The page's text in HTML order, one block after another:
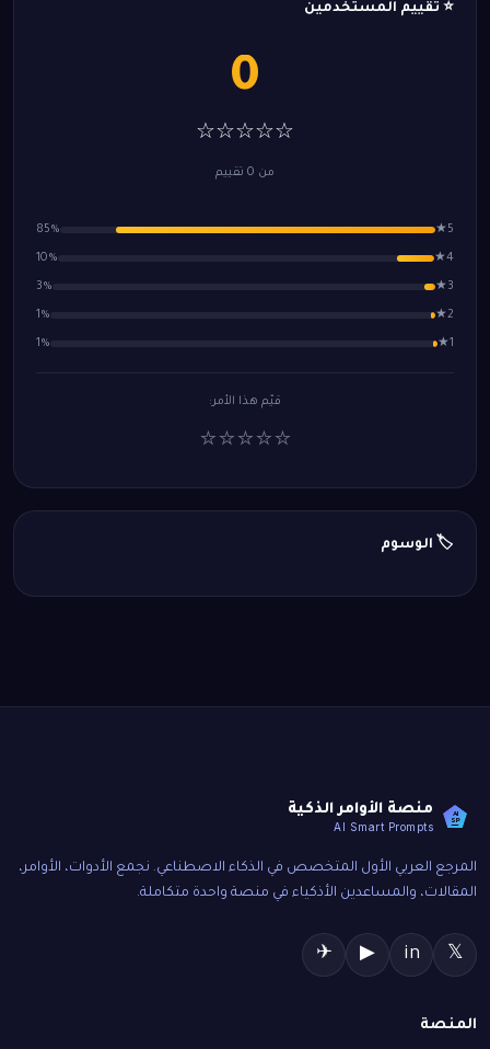
⭐ تقييم المستخدمين
0
☆☆☆☆☆
من 0 تقييم
5★
85%
4★
10%
3★
3%
2★
1%
1★
1%
قيّم هذا الأمر:
⭐
⭐
⭐
⭐
⭐
🏷️ الوسوم
AI
SP
منصة الأوامر الذكية
AI Smart Prompts
المرجع العربي الأول المتخصص في الذكاء الاصطناعي. نجمع الأدوات، الأوامر،
المقالات، والمساعدين الأذكياء في منصة واحدة متكاملة.
𝕏
in
▶
✈
المنصة